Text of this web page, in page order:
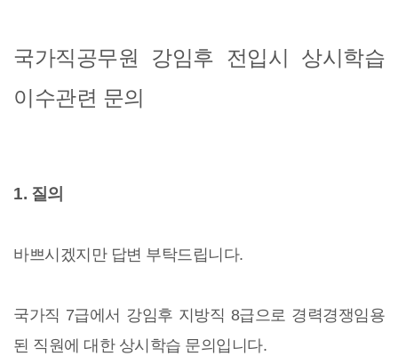
국가직공무원 강임후 전입시 상시학습
이수관련 문의
1. 질의
바쁘시겠지만 답변 부탁드립니다.
국가직 7급에서 강임후 지방직 8급으로 경력경쟁임용
된 직원에 대한 상시학습 문의입니다.